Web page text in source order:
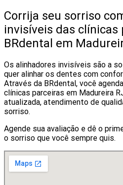
Corrija seu sorriso
invisíveis das clínicas
BRdental em
Os alinhadores invisíveis são a
quer alinhar os dentes com
Através da BRdental, você
clínicas parceiras em Madureira
atualizada, atendimento de
sorriso.
Agende sua avaliação e dê o
o sorriso que você sempre quis.